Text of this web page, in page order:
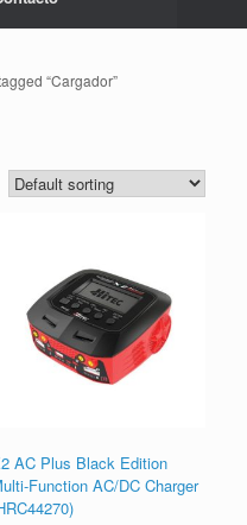
“Cargador”
AC Plus Black Edition
Function AC/DC Charger